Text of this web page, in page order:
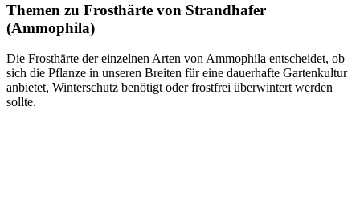
Themen zu Frosthärte von Strandhafer
(Ammophila)
Die Frosthärte der einzelnen Arten von Ammophila entscheidet, ob
sich die Pflanze in unseren Breiten für eine dauerhafte Gartenkultur
anbietet, Winterschutz benötigt oder frostfrei überwintert werden
sollte.